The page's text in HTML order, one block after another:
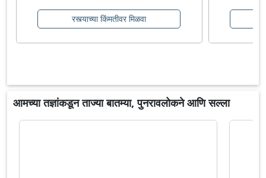
रस्त्याच्या किंमतीवर मिळवा
आमच्या तज्ञांकडून ताज्या बातम्या, पुनरावलोकने आणि सल्ला